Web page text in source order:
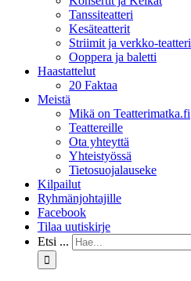
Tanssiteatteri
Kesäteatterit
Striimit ja verkko-teatteri
Ooppera ja baletti
Haastattelut
20 Faktaa
Meistä
Mikä on Teatterimatka.fi
Teattereille
Ota yhteyttä
Yhteistyössä
Tietosuojalauseke
Kilpailut
Ryhmänjohtajille
Facebook
Tilaa uutiskirje
Etsi ...